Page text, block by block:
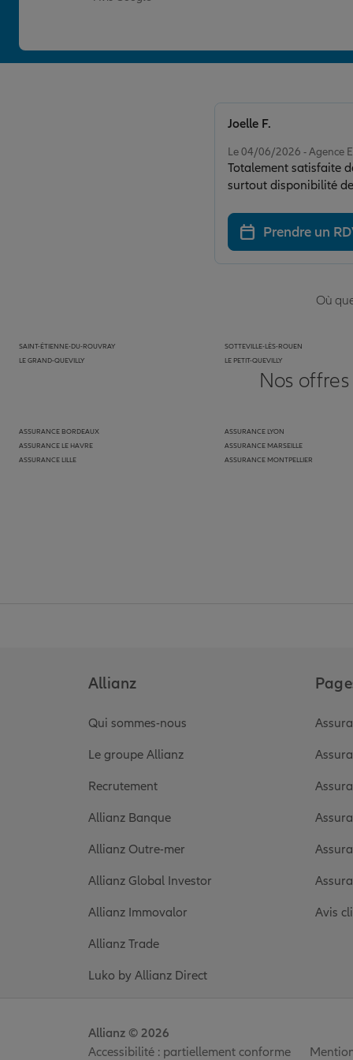
Le 04/06/2026 - Agence
Totalement satisfaite
Joelle F.
Prendre un
Où
SAINT-ÉTIENNE-DU-ROUVRAY
LE GRAND-QUEVILLY
SOTTEVILLE-LÈS-ROUEN
LE PETIT-QUEVILLY
Nos
ASSURANCE BORDEAUX
ASSURANCE LE HAVRE
ASSURANCE LILLE
ASSURANCE LYON
ASSURANCE MARSEILLE
ASSURANCE MONTPELLIER
Allianz
Qui sommes-nous
Le groupe Allianz
Recrutement
Allianz Banque
Allianz Outre-mer
Allianz Global Investor
Allianz Immovalor
Allianz Trade
Luko by Allianz Direct
Avis
Accessibilité : partiellement conforme
Allianz © 2026